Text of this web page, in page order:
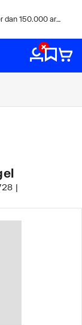
De expert sinds 1918 & Meer dan 150.000 artikelen
|